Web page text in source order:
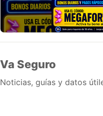
Va Seguro
Noticias, guías y datos